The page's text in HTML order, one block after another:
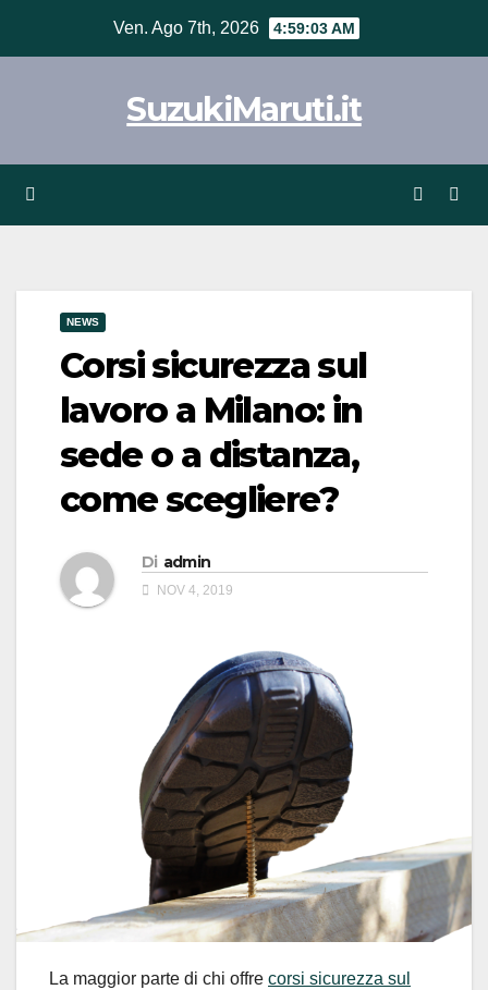
Ven. Ago 7th, 2026 4:59:04 AM
SuzukiMaruti.it
NEWS
Corsi sicurezza sul
lavoro a Milano: in
sede o a distanza,
come scegliere?
Di admin
NOV 4, 2019
La maggior parte di chi offre corsi sicurezza sul